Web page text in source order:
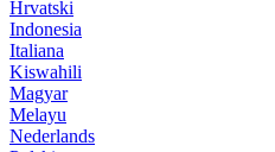
Hrvatski
Indonesia
Italiana
Kiswahili
Magyar
Melayu
Nederlands